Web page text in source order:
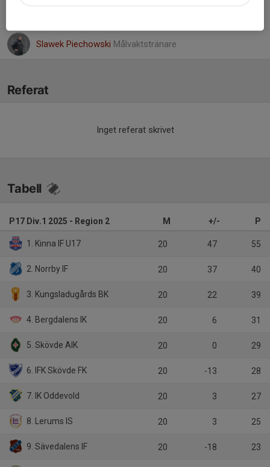
Slawek Piechowski Målvaktstränare
Referat
Inget referat skrivet
Tabell
P17 Div.1 2025 - Region 2 M +/- P
1. Kinna IF U17 20 47 55
2. Norrby IF 20 37 40
3. Kungsladugårds BK 20 22 39
4. Bergdalens IK 20 6 31
5. Skövde AIK 20 0 29
6. IFK Skövde FK 20 -13 28
7. IK Oddevold 20 3 27
8. Lerums IS 20 3 25
9. Sävedalens IF 20 -18 23